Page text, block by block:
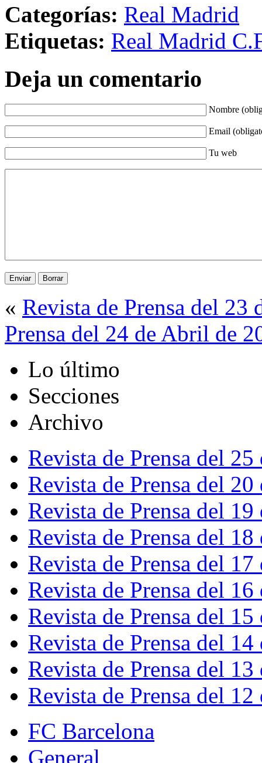
Categorías: Real Madrid
Etiquetas: Real Madrid
Deja un comentario
Nombre
Email
Tu web
« Revista de Prensa del 23
Prensa del 24 de Abril de
Lo último
Secciones
Archivo
Revista de Prensa del
Revista de Prensa del
Revista de Prensa del
Revista de Prensa del
Revista de Prensa del
Revista de Prensa del
Revista de Prensa del
Revista de Prensa del
Revista de Prensa del
Revista de Prensa del
FC Barcelona
General